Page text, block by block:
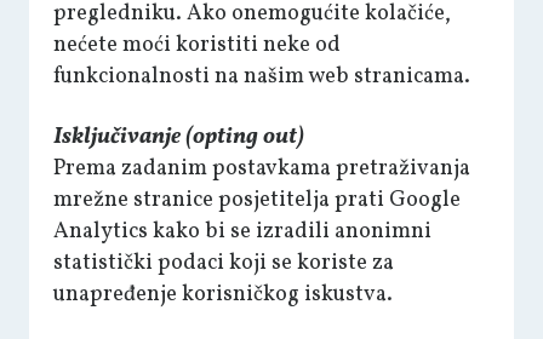
pregledniku. Ako onemogućite kolačiće,
nećete moći koristiti neke od
funkcionalnosti na našim web stranicama.
Isključivanje (opting out)
Prema zadanim postavkama pretraživanja
mrežne stranice posjetitelja prati Google
Analytics kako bi se izradili anonimni
statistički podaci koji se koriste za
unapređenje korisničkog iskustva.